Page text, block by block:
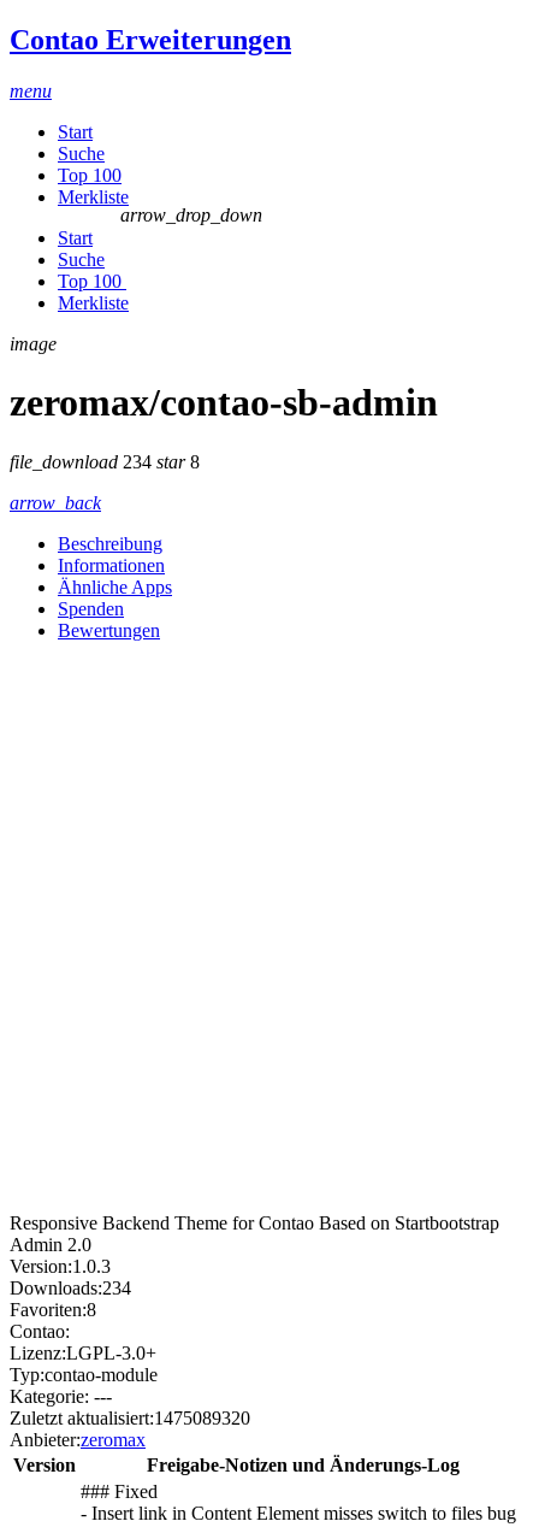
Contao Erweiterungen
menu
Start
Suche
Top 100
Merkliste
Start
Suche
Top 100
arrow_drop_down
Merkliste
image
zeromax/contao-sb-admin
file_download 234 star8
arrow_back
Beschreibung
Informationen
Ähnliche Apps
Spenden
Bewertungen
Responsive Backend Theme for Contao Based on Startbootstrap
Admin 2.0
Version:1.0.3
Downloads:234
Favoriten:8
Contao:
Lizenz:LGPL-3.0+
Typ:contao-module
Kategorie: ---
Zuletzt aktualisiert:1475089320
Anbieter:zeromax
Version
Freigabe-Notizen und Änderungs-Log
### Fixed
- Insert link in Content Element misses switch to files bug